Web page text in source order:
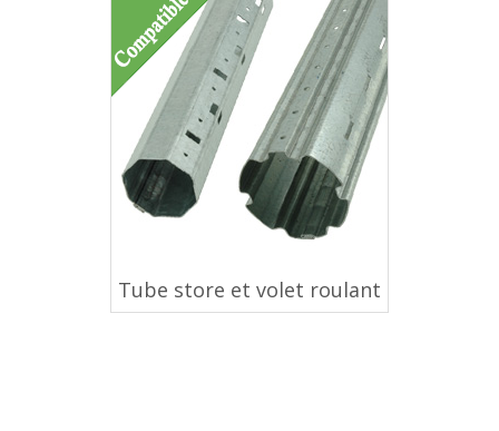
Tube store et volet roulant